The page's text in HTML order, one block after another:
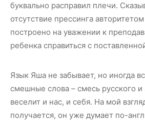
буквально расправил плечи.
отсутствие прессинга
построено на уважении к
ребенка справиться с
Язык Яша не забывает, но иногда
смешные слова – смесь русского и
веселит и нас, и себя. На мой
получается, он уже думает по-